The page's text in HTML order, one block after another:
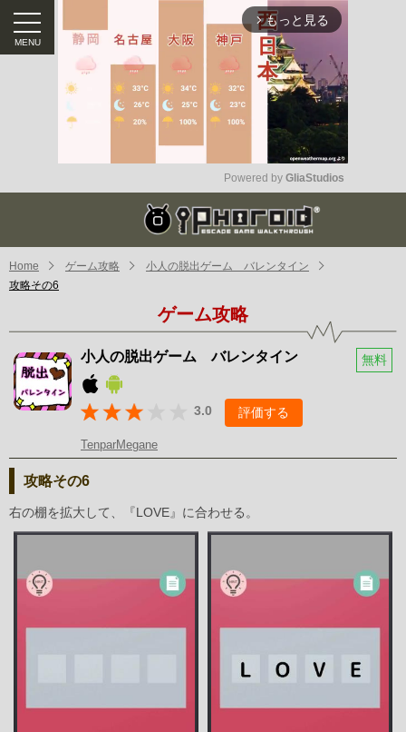
arrow_forward_ios もっと見る
Mute
Powered by GliaStudios
Home ゲーム攻略
小人の脱出ゲーム バレンタイン
攻略その6
ゲーム攻略
小人の脱出ゲーム バレンタイン 無料
3.0 評価する
TenparMegane
攻略その6
右の棚を拡大して、『LOVE』に合わせる。